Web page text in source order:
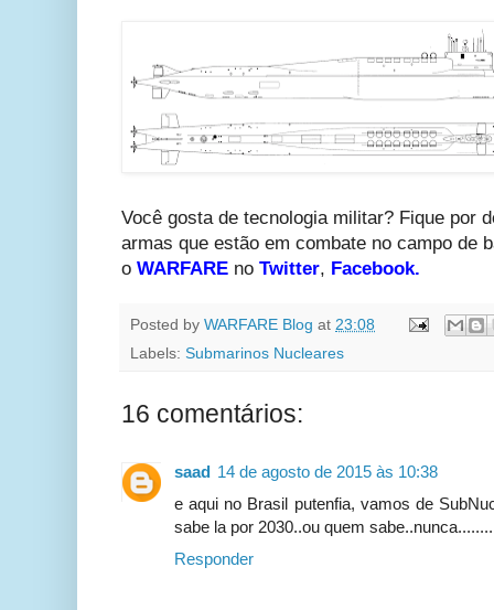
Você gosta de tecnologia militar? Fique por
armas que estão em combate no campo de
o WARFARE no Twitter, Facebook.
Posted by WARFARE Blog at 23:08
Labels: Submarinos Nucleares
16 comentários:
saad 14 de agosto de 2015 às 10:38
e aqui no Brasil putenfia, vamos de
sabe la por 2030..ou quem
Responder